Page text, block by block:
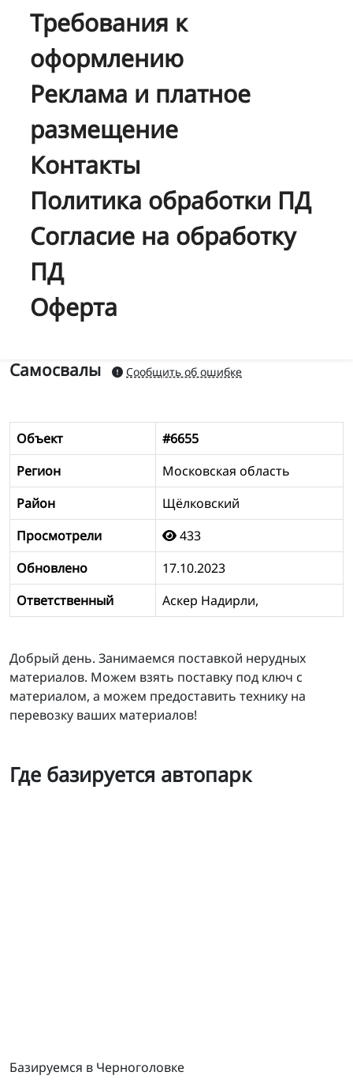
Требования к
оформлению
Реклама и платное
размещение
Контакты
Политика обработки ПД
Согласие на обработку
ПД
Оферта
Самосвалы Сообщить об ошибке
Объект
#6655
Регион
Московская область
Район
Щёлковский
Просмотрели
433
Обновлено
17.10.2023
Ответственный
Аскер Надирли,
Добрый день. Занимаемся поставкой нерудных
материалов. Можем взять поставку под ключ с
материалом, а можем предоставить технику на
перевозку ваших материалов!
Где базируется автопарк
Базируемся в Черноголовке